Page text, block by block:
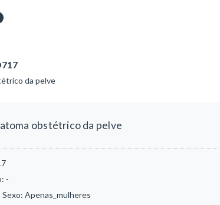
da pelve
obstétrico da pelve
-
Apenas_mulheres